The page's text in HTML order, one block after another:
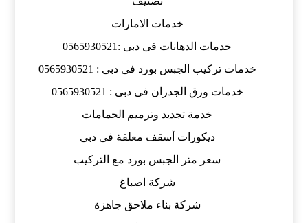
خدمات الامارات
خدمات الدهانات فى دبى :0565930521
خدمات تركيب الجبس بورد فى دبى : 0565930521
خدمات ورق الجدران فى دبى : 0565930521
خدمة تجديد وترميم الحمامات
ديكورات أسقف معلقة فى دبى
سعر متر الجبس بورد مع التركيب
شركة اصباغ
شركة بناء ملاحق جاهزة